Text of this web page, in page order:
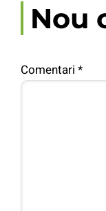
Nou
Comentari *